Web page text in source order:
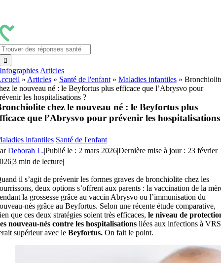
contenu
Infographies Articles
» Articles» Santé de l'enfant» Maladies infantiles»
le nouveau né : le Beyfortus plus efficace que l’Abrysvo pour
les hospitalisations ?
chez le nouveau né : le Beyfortus plus
que l’Abrysvo pour prévenir les hospitalisations
infantiles Santé de l'enfant
Deborah L.|Publié le : 2 mars 2026|Dernière mise à jour : 23 février
|3 min de lecture|
il s’agit de prévenir les formes graves de bronchiolite chez les
deux options s’offrent aux parents : la vaccination de la
la grossesse grâce au vaccin Abrysvo ou l’immunisation du
nés grâce au Beyfortus. Selon une récente étude comparative,
que ces deux stratégies soient très efficaces, le niveau de
nouveau-nés contre les hospitalisations liées aux infections à VRS
supérieur avec le Beyfortus.On fait le point.